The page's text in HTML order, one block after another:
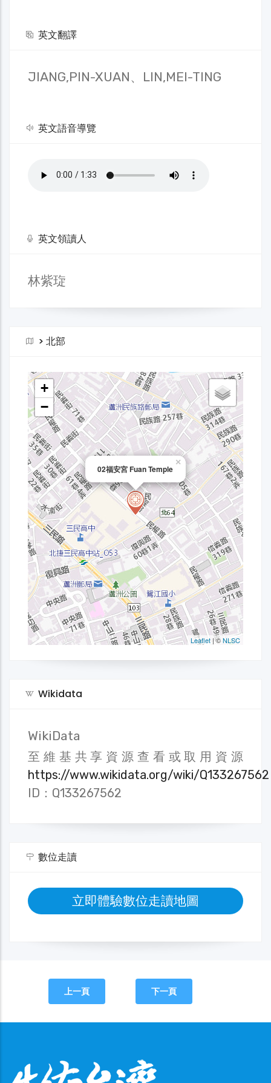
英文翻譯
JIANG,PIN-XUAN、LIN,MEI-TING
英文語音導覽
英文領讀人
林紫琁
> 北部
Wikidata
WikiData
至維基共享資源查看或取用資源
https://www.wikidata.org/wiki/Q133267562
ID：Q133267562
數位走讀
立即體驗數位走讀地圖
上一頁 下一頁